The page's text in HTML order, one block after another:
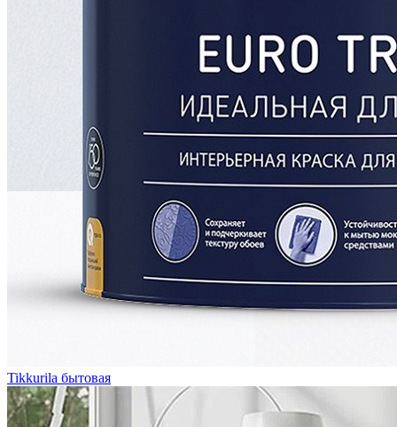
Tikkurila бытовая